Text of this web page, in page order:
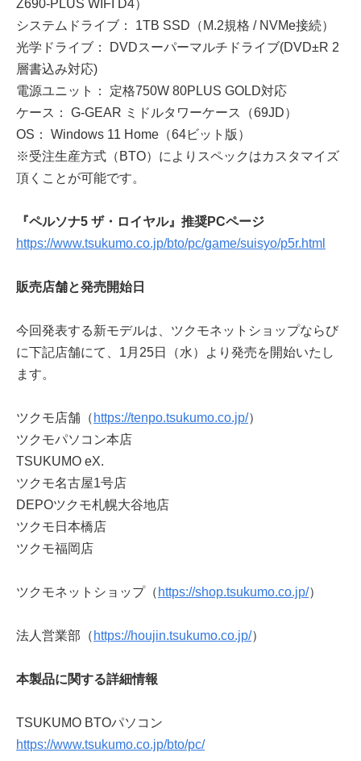
Z690-PLUS WIFI D4）
システムドライブ： 1TB SSD（M.2規格 / NVMe接続）
光学ドライブ： DVDスーパーマルチドライブ(DVD±R 2
層書込み対応)
電源ユニット： 定格750W 80PLUS GOLD対応
ケース： G-GEAR ミドルタワーケース（69JD）
OS： Windows 11 Home（64ビット版）
※受注生産方式（BTO）によりスペックはカスタマイズ
頂くことが可能です。
『ペルソナ5 ザ・ロイヤル』推奨PCページ
https://www.tsukumo.co.jp/bto/pc/game/suisyo/p5r.html
販売店舗と発売開始日
今回発表する新モデルは、ツクモネットショップならび
に下記店舗にて、1月25日（水）より発売を開始いたし
ます。
ツクモ店舗（ https://tenpo.tsukumo.co.jp/）
ツクモパソコン本店
TSUKUMO eX.
ツクモ名古屋1号店
DEPOツクモ札幌大谷地店
ツクモ日本橋店
ツクモ福岡店
ツクモネットショップ（ https://shop.tsukumo.co.jp/）
法人営業部（ https://houjin.tsukumo.co.jp/）
本製品に関する詳細情報
TSUKUMO BTOパソコン
https://www.tsukumo.co.jp/bto/pc/